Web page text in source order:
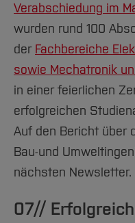
Verabschiedung im
wurden rund 100
der Fachbereiche
sowie Mechatronik
in einer feierlichen
erfolgreichen
Auf den Bericht über
Bau-und
nächsten Newsletter.
07//